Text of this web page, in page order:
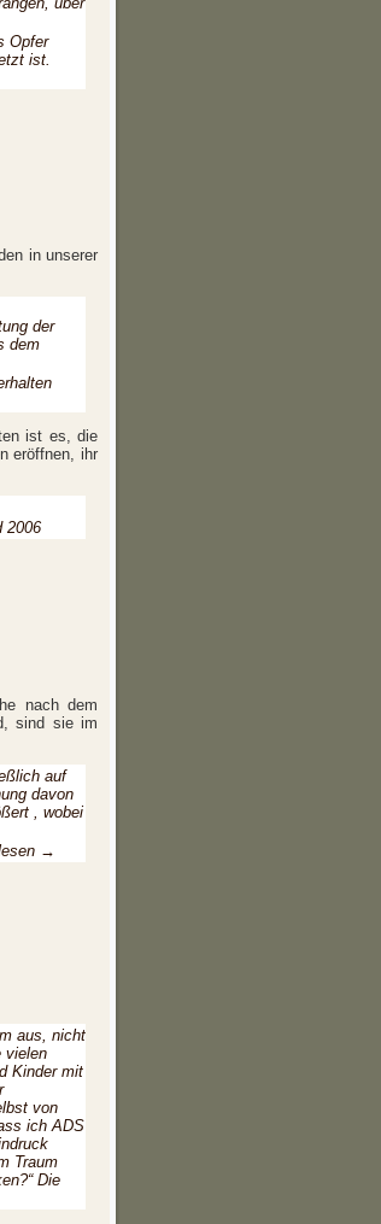
Opfer
ist.
in unserer
der
dem
ist es, die
eröffnen, ihr
2006
nach dem
sind sie im
auf
davon
, wobei
→
aus, nicht
vielen
Kinder mit
von
ich ADS
Traum
Die